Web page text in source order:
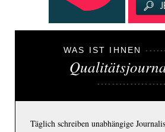
WAS IST IHNEN
Täglich schreiben unabhängige